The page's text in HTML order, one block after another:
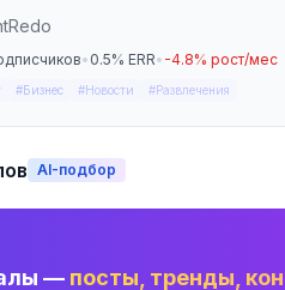
• 0.5% ERR• -4.8% рост/мес
#Бизнес #Новости #Развлечения
AI-подбор
— посты, тренды,